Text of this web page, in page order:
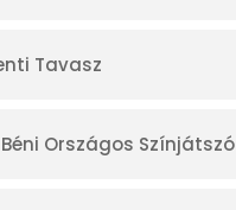
Tavasz
Országos